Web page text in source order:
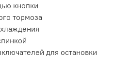
кнопки
тормоза
для остановки